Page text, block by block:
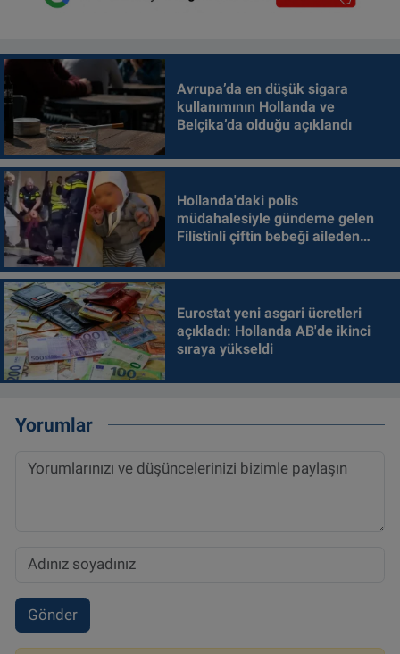
Avrupa’da en düşük sigara
kullanımının Hollanda ve
Belçika’da olduğu açıklandı
Hollanda'daki polis
müdahalesiyle gündeme gelen
Filistinli çiftin bebeği aileden
Eurostat yeni asgari ücretleri
açıkladı: Hollanda AB'de ikinci
sıraya yükseldi
Yorumlar
Gönder